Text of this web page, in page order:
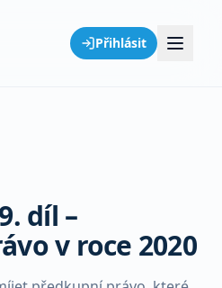
Přihlásit
díl –
v roce 2020